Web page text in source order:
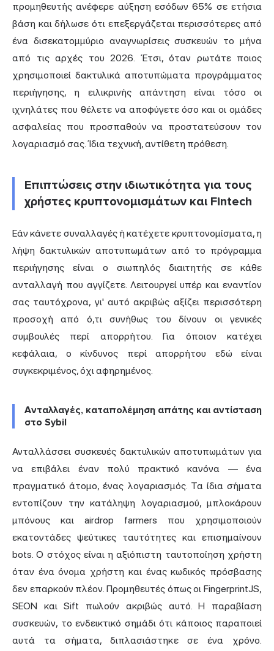
προμηθευτής ανέφερε αύξηση εσόδων 65% σε ετήσια
βάση και δήλωσε ότι επεξεργάζεται περισσότερες από
ένα δισεκατομμύριο αναγνωρίσεις συσκευών το μήνα
από τις αρχές του 2026. Έτσι, όταν ρωτάτε ποιος
χρησιμοποιεί δακτυλικά αποτυπώματα προγράμματος
περιήγησης, η ειλικρινής απάντηση είναι τόσο οι
ιχνηλάτες που θέλετε να αποφύγετε όσο και οι ομάδες
ασφαλείας που προσπαθούν να προστατεύσουν τον
λογαριασμό σας. Ίδια τεχνική, αντίθετη πρόθεση.
Επιπτώσεις στην ιδιωτικότητα για τους
χρήστες κρυπτονομισμάτων και Fintech
Εάν κάνετε συναλλαγές ή κατέχετε κρυπτονομίσματα, η
λήψη δακτυλικών αποτυπωμάτων από το πρόγραμμα
περιήγησης είναι ο σιωπηλός διαιτητής σε κάθε
ανταλλαγή που αγγίζετε. Λειτουργεί υπέρ και εναντίον
σας ταυτόχρονα, γι' αυτό ακριβώς αξίζει περισσότερη
προσοχή από ό,τι συνήθως του δίνουν οι γενικές
συμβουλές περί απορρήτου. Για όποιον κατέχει
κεφάλαια, ο κίνδυνος περί απορρήτου εδώ είναι
συγκεκριμένος, όχι αφηρημένος.
Ανταλλαγές, καταπολέμηση απάτης και αντίσταση
στο Sybil
Ανταλλάσσει συσκευές δακτυλικών αποτυπωμάτων για
να επιβάλει έναν πολύ πρακτικό κανόνα — ένα
πραγματικό άτομο, ένας λογαριασμός. Τα ίδια σήματα
εντοπίζουν την κατάληψη λογαριασμού, μπλοκάρουν
μπόνους και airdrop farmers που χρησιμοποιούν
εκατοντάδες ψεύτικες ταυτότητες και επισημαίνουν
bots. Ο στόχος είναι η αξιόπιστη ταυτοποίηση χρήστη
όταν ένα όνομα χρήστη και ένας κωδικός πρόσβασης
δεν επαρκούν πλέον. Προμηθευτές όπως οι FingerprintJS,
SEON και Sift πωλούν ακριβώς αυτό. Η παραβίαση
συσκευών, το ενδεικτικό σημάδι ότι κάποιος παραποιεί
αυτά τα σήματα, διπλασιάστηκε σε ένα χρόνο.